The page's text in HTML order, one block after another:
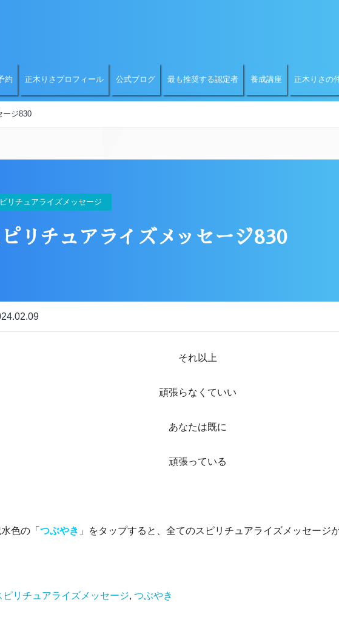
約 正木りさプロフィール 公式ブログ 最も推奨する認定者 養成講座 正木りさの
ージ830
リチュアライズメッセージ
ピリチュアライズメッセージ830
それ以上
頑張らなくていい
あなたは既に
頑張っている
色の「 つぶやき 」をタップすると、全てのスピリチュアライズメッセージ
ピリチュアライズメッセージ, つぶやき